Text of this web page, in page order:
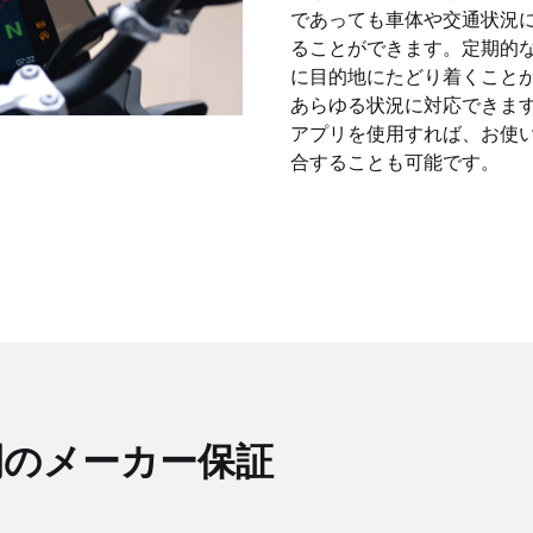
であっても車体や交通状況
ることができます。定期的
に目的地にたどり着くこと
あらゆる状況に対応でき
アプリを使用すれば、お使
合することも可能です。
メーカー保証